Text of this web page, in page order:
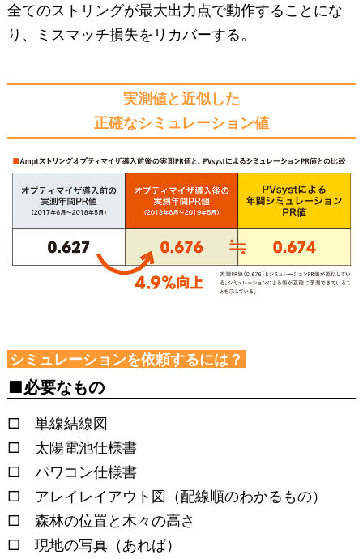
全てのストリングが最大出力点で動作することにな
り、ミスマッチ損失をリカバーする。
実測値と近似した
正確なシミュレーション値
シミュレーションを依頼するには？
必要なもの
□ 単線結線図
□ 太陽電池仕様書
□ パワコン仕様書
□ アレイレイアウト図（配線順のわかるもの）
□ 森林の位置と木々の高さ
□ 現地の写真（あれば）